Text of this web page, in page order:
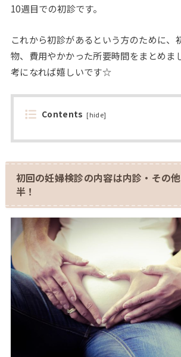
10週目での初診です。
これから初診があるという方のために、
物、費用やかかった所要時間をまとめま
考になれば嬉しいです☆
Contents [hide]
初回の妊婦検診の内容は内診・その
半！